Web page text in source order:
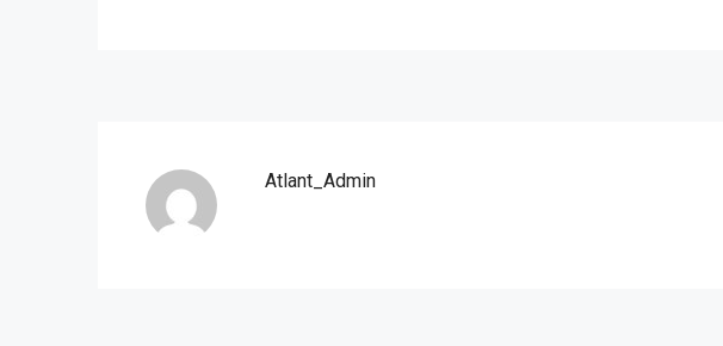
Atlant_Admin